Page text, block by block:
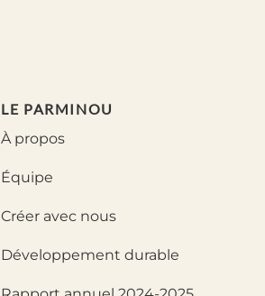
LE PARMINOU
À propos
Équipe
Créer avec nous
Développement durable